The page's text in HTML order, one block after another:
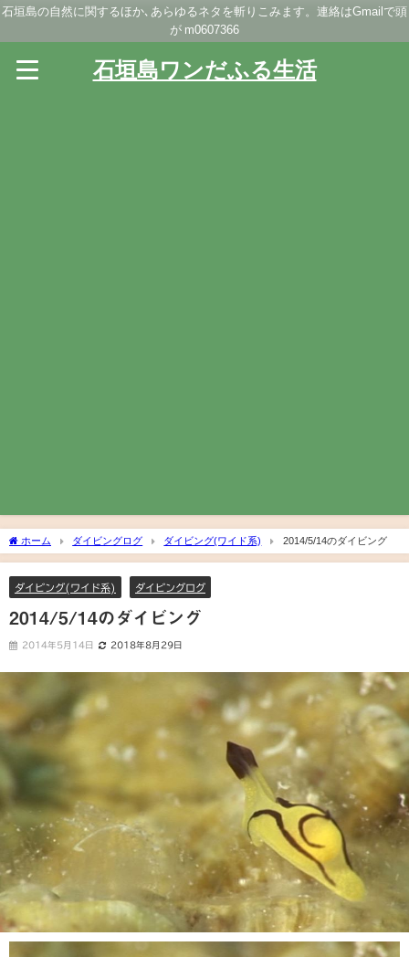
石垣島の自然に関するほか､あらゆるネタを斬りこみます。連絡はGmailで頭
が m0607366
石垣島ワンだふる生活
ホーム ダイビングログ ダイビング(ワイド系) 2014/5/14のダイビング
ダイビング(ワイド系) ダイビングログ
2014/5/14のダイビング
2014年5月14日 2018年8月29日